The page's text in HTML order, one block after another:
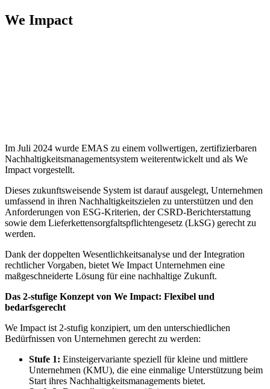
We Impact
Im Juli 2024 wurde EMAS zu einem vollwertigen, zertifizierbaren
Nachhaltigkeitsmanagementsystem weiterentwickelt und als We
Impact vorgestellt.
Dieses zukunftsweisende System ist darauf ausgelegt, Unternehmen
umfassend in ihren Nachhaltigkeitszielen zu unterstützen und den
Anforderungen von ESG-Kriterien, der CSRD-Berichterstattung
sowie dem Lieferkettensorgfaltspflichtengesetz (LkSG) gerecht zu
werden.
Dank der doppelten Wesentlichkeitsanalyse und der Integration
rechtlicher Vorgaben, bietet We Impact Unternehmen eine
maßgeschneiderte Lösung für eine nachhaltige Zukunft.
Das 2-stufige Konzept von We Impact: Flexibel und
bedarfsgerecht
We Impact ist 2-stufig konzipiert, um den unterschiedlichen
Bedürfnissen von Unternehmen gerecht zu werden:
Stufe 1: Einsteigervariante speziell für kleine und mittlere
Unternehmen (KMU), die eine einmalige Unterstützung beim
Start ihres Nachhaltigkeitsmanagements bietet.